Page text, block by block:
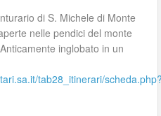
di S. Michele di Monte
nelle pendici del monte
inglobato in un
tab28_itinerari/